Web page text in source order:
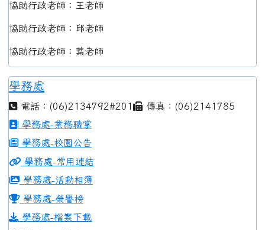
協助行政老師：王老師
協助行政老師：邱老師
協助行政老師：葉老師
學務處
電話：(06)2134792#201
傳真：(06)2141785
學務處-業務職掌
學務處-校園公告
學務處-常用連結
學務處-活動相簿
學務處-榮譽榜
學務處-檔案下載